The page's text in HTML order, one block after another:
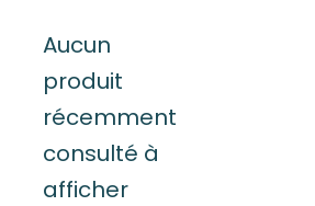
Aucun
produit
récemment
consulté à
afficher